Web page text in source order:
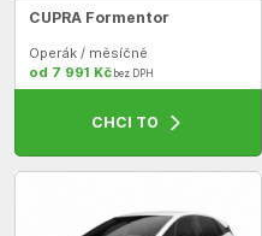
CUPRA Formentor
Operák / měsíčně
od 7 991 Kč bez DPH
CHCI TO